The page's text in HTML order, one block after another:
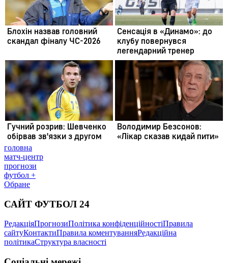
головна
матч-центр
прогнози
футбол +
Обране
САЙТ ФУТБОЛ 24
РедакціяПрогнозиПолітика конфіденційностіПравила
сайтуКонтактиПравила коментуванняРедакційна
політикаСтруктура власності